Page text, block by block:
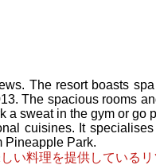
The resort boasts
The spacious rooms
sweat in the gym or go
cuisines. It
Pineapple Park.
い料理を提供している